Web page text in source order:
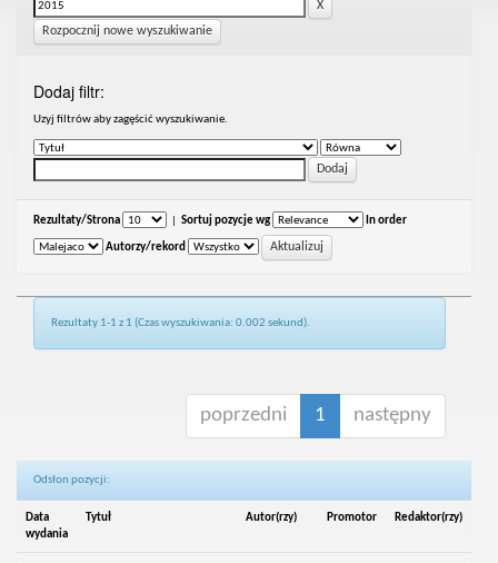
Rozpocznij nowe wyszukiwanie
Dodaj filtr:
Uzyj filtrów aby zagęścić wyszukiwanie.
Rezultaty/Strona Sortuj pozycje wg In order
Autorzy/rekord
Rezultaty 1-1 z 1 (Czas wyszukiwania: 0.002 sekund).
poprzedni 1 następny
Odsłon pozycji:
Data
wydania
Tytuł Autor(rzy) Promotor Redaktor(rzy)